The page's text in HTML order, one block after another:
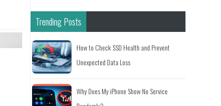
Trending Posts
How to Check SSD Health and Prevent
Unexpected Data Loss
Why Does My iPhone Show No Service